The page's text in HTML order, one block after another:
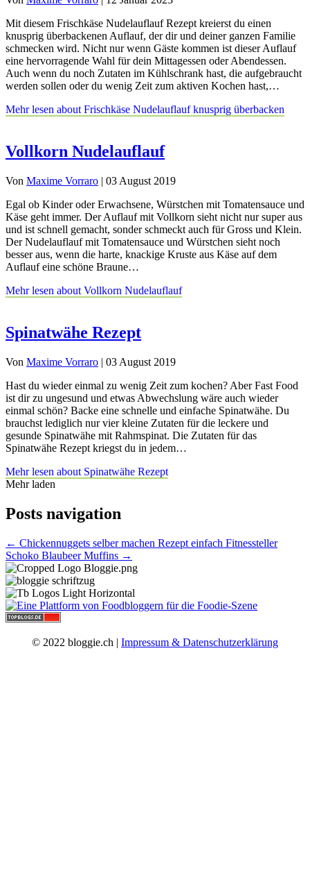
Mit diesem Frischkäse Nudelauflauf Rezept kreierst du einen
knusprig überbackenen Auflauf, der dir und deiner ganzen Familie
schmecken wird. Nicht nur wenn Gäste kommen ist dieser Auflauf
eine hervorragende Wahl für dein Mittagessen oder Abendessen.
Auch wenn du noch Zutaten im Kühlschrank hast, die aufgebraucht
werden sollen oder du wenig Zeit zum aktiven Kochen hast,…
Mehr lesen about Frischkäse Nudelauflauf knusprig überbacken
Vollkorn Nudelauflauf
Von Maxime Vorraro | 03 August 2019
Egal ob Kinder oder Erwachsene, Würstchen mit Tomatensauce und
Käse geht immer. Der Auflauf mit Vollkorn sieht nicht nur super aus
und ist schnell gemacht, sonder schmeckt auch für Gross und Klein.
Der Nudelauflauf mit Tomatensauce und Würstchen sieht noch
besser aus, wenn die harte, knackige Kruste aus Käse auf dem
Auflauf eine schöne Braune…
Mehr lesen about Vollkorn Nudelauflauf
Spinatwähe Rezept
Von Maxime Vorraro | 03 August 2019
Hast du wieder einmal zu wenig Zeit zum kochen? Aber Fast Food
ist dir zu ungesund und etwas Abwechslung wäre auch wieder
einmal schön? Backe eine schnelle und einfache Spinatwähe. Du
brauchst lediglich nur vier kleine Zutaten für die leckere und
gesunde Spinatwähe mit Rahmspinat. Die Zutaten für das
Spinatwähe Rezept kriegst du in jedem…
Mehr lesen about Spinatwähe Rezept
Mehr laden
Posts navigation
← Chickennuggets selber machen Rezept einfach Fitnessteller
Schoko Blaubeer Muffins →
© 2022 bloggie.ch | Impressum & Datenschutzerklärung